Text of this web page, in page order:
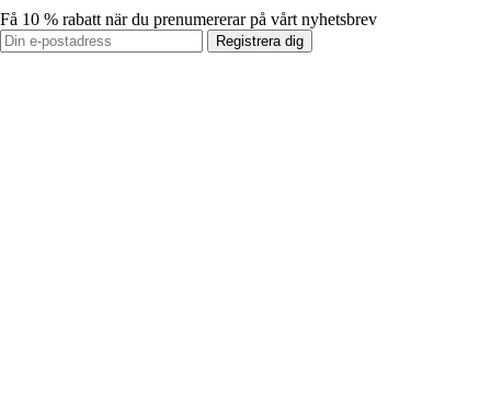
Få 10 % rabatt när du prenumererar på vårt nyhetsbrev
Registrera dig